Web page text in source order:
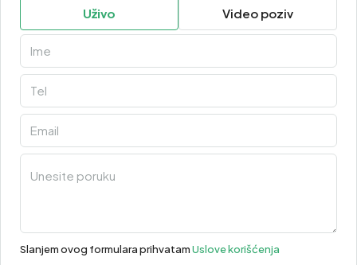
Uživo Video poziv
Slanjem ovog formulara prihvatamUslove korišćenja